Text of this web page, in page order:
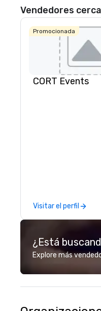
Vendedores
Promocionada
CORT Events
Visitar el perfil
¿Está
Explore más